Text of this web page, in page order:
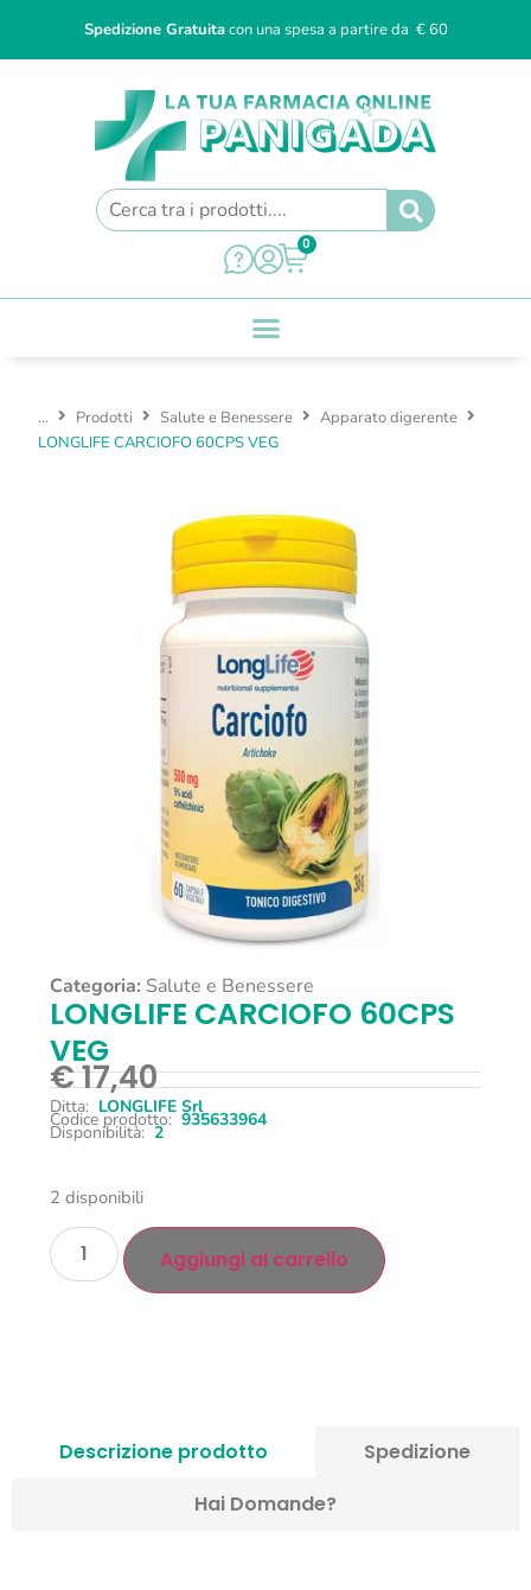
Spedizione Gratuitacon una spesa a partire da € 60
0
... Prodotti Salute e Benessere
Apparato digerente
LONGLIFE CARCIOFO 60CPS VEG
Categoria: Salute e Benessere
LONGLIFE CARCIOFO 60CPS
VEG
€17,40
Ditta: LONGLIFE Srl
Codice prodotto: 935633964
Disponibilità: 2
2 disponibili
Aggiungi al carrello
Descrizione prodotto
Spedizione
Hai Domande?